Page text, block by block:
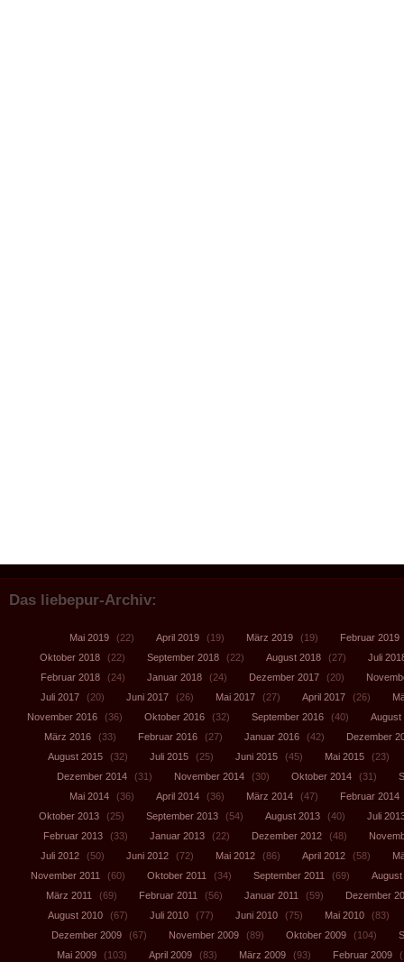
Das liebepur-Archiv:
Mai 2019 (22) April 2019 (19) März 2019 (19) Februar 2019
Oktober 2018
(22) September 2018 (22) August 2018 (27)
Juli
Februar 2018
(24) Januar 2018 (24) Dezember 2017 (20)
Juli 2017
(20) Juni 2017 (26) Mai 2017 (27) April 2017 (26)
November 2016
(36) Oktober 2016 (32) September 2016 (40)
August
März 2016
(33) Februar 2016 (27) Januar 2016 (42)
Dezember
August 2015
(32) Juli 2015 (25) Juni 2015 (45) Mai 2015
(23)
Dezember 2014
(31) November 2014 (30) Oktober 2014 (31)
Mai 2014
(36) April 2014 (36) März 2014 (47) Februar 2014
Oktober 2013
(25) September 2013 (54) August 2013 (40)
Juli
Februar 2013
(33) Januar 2013 (22) Dezember 2012 (48)
Juli 2012
(50) Juni 2012 (72) Mai 2012 (86) April 2012 (58)
November 2011
(60) Oktober 2011 (34) September 2011 (69)
August
März 2011
(69) Februar 2011 (56) Januar 2011 (59)
Dezember
August 2010
(67) Juli 2010 (77) Juni 2010 (75) Mai 2010
(83)
Dezember 2009
(67) November 2009 (89) Oktober 2009 (104)
Mai 2009
(103) April 2009 (83) März 2009 (93) Februar 2009